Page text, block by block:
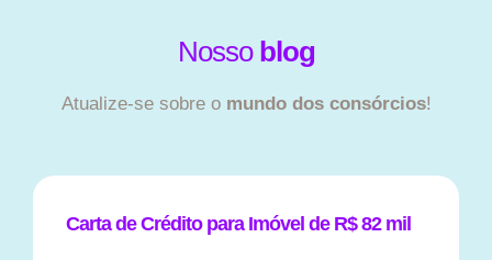
Nosso blog
Atualize-se sobre o mundo dos consórcios!
Carta de Crédito para Imóvel de R$ 82 mil